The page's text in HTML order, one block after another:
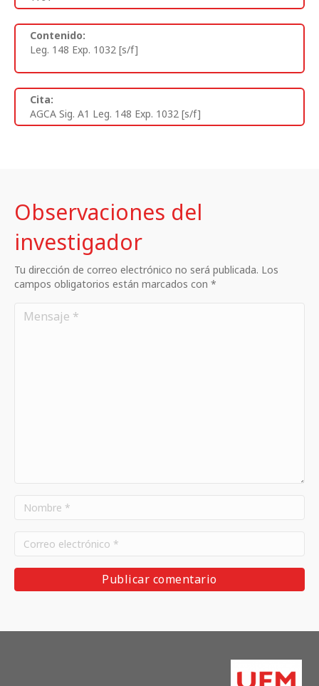
Contenido:
Leg. 148 Exp. 1032 [s/f]
Cita:
AGCA Sig. A1 Leg. 148 Exp. 1032 [s/f]
Observaciones del
investigador
Tu dirección de correo electrónico no será publicada. Los
campos obligatorios están marcados con *